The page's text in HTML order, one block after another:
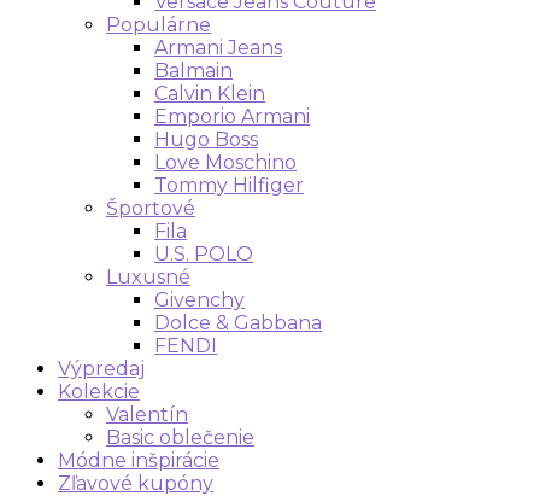
Populárne
Armani Jeans
Balmain
Calvin Klein
Emporio Armani
Hugo Boss
Love Moschino
Tommy Hilfiger
Športové
Fila
U.S. POLO
Luxusné
Givenchy
Dolce & Gabbana
FENDI
Výpredaj
Kolekcie
Valentín
Basic oblečenie
Módne inšpirácie
Zľavové kupóny